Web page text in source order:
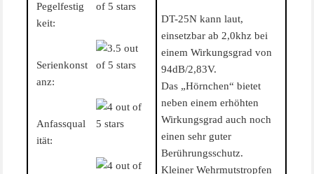
Pegelfestig
keit:
Serienkonst
anz:
Anfassqual
ität:
DT-25N kann laut,
einsetzbar ab 2,0khz bei
einem Wirkungsgrad von
94dB/2,83V.
Das „Hörnchen“ bietet
neben einem erhöhten
Wirkungsgrad auch noch
einen sehr guter
Berührungsschutz.
Kleiner Wehrmutstropfen